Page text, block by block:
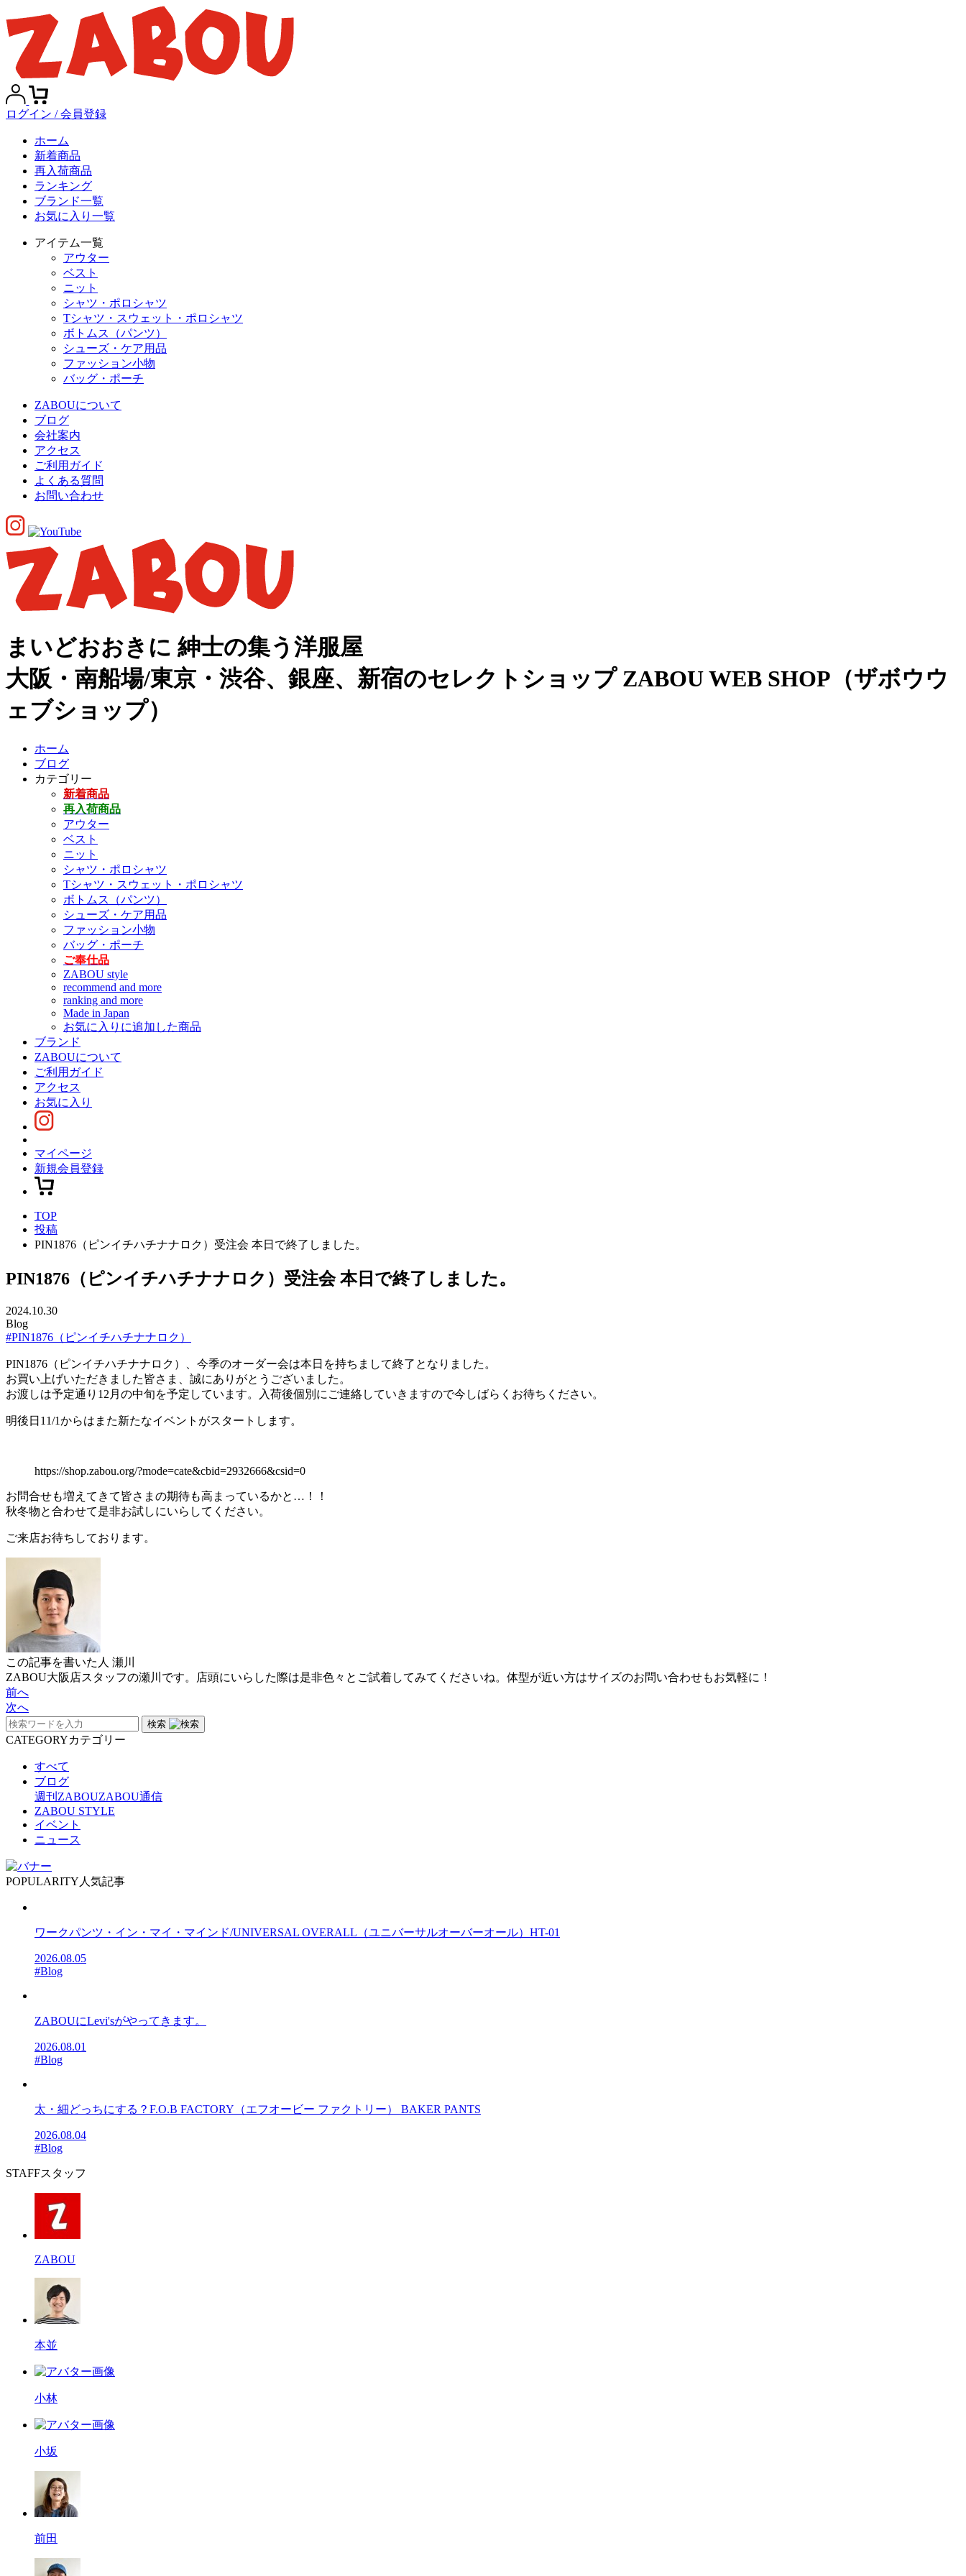
ログイン / 会員登録
ホーム
新着商品
再入荷商品
ランキング
ブランド一覧
お気に入り一覧
アイテム一覧
アウター
ベスト
ニット
シャツ・ポロシャツ
Tシャツ・スウェット・ポロシャツ
ボトムス（パンツ）
シューズ・ケア用品
ファッション小物
バッグ・ポーチ
ZABOUについて
ブログ
会社案内
アクセス
ご利用ガイド
よくある質問
お問い合わせ
まいどおおきに 紳士の集う洋服屋
大阪・南船場/東京・渋谷、銀座、新宿のセレクトショップ ZABOU WEB SHOP（ザボウウ
ェブショップ）
ホーム
ブログ
カテゴリー
新着商品
再入荷商品
アウター
ベスト
ニット
シャツ・ポロシャツ
Tシャツ・スウェット・ポロシャツ
ボトムス（パンツ）
シューズ・ケア用品
ファッション小物
バッグ・ポーチ
ご奉仕品
ZABOU style
recommend and more
ranking and more
Made in Japan
お気に入りに追加した商品
ブランド
ZABOUについて
ご利用ガイド
アクセス
お気に入り
マイページ
新規会員登録
TOP
投稿
PIN1876（ピンイチハチナナロク）受注会 本日で終了しました。
PIN1876（ピンイチハチナナロク）受注会 本日で終了しました。
2024.10.30
Blog
#PIN1876（ピンイチハチナナロク）
PIN1876（ピンイチハチナナロク）、今季のオーダー会は本日を持ちまして終了となりました。
お買い上げいただきました皆さま、誠にありがとうございました。
お渡しは予定通り12月の中旬を予定しています。入荷後個別にご連絡していきますので今しばらくお待ちください。
明後日11/1からはまた新たなイベントがスタートします。
https://shop.zabou.org/?mode=cate&cbid=2932666&csid=0
お問合せも増えてきて皆さまの期待も高まっているかと…！！
秋冬物と合わせて是非お試しにいらしてください。
ご来店お待ちしております。
この記事を書いた人 瀬川
ZABOU大阪店スタッフの瀬川です。店頭にいらした際は是非色々とご試着してみてくださいね。体型が近い方はサイズのお問い合わせもお気軽に！
前へ
次へ
検索
CATEGORYカテゴリー
すべて
ブログ
週刊ZABOUZABOU通信
ZABOU STYLE
イベント
ニュース
POPULARITY 人気記事
ワークパンツ・イン・マイ・マインド/UNIVERSAL OVERALL（ユニバーサルオーバーオール）HT-01
2026.08.05
#Blog
ZABOUにLevi'sがやってきます。
2026.08.01
#Blog
太・細どっちにする？F.O.B FACTORY（エフオービー ファクトリー） BAKER PANTS
2026.08.04
#Blog
STAFFスタッフ
ZABOU
本並
小林
小坂
前田